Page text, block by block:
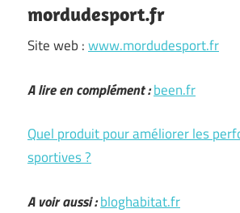
mordudesport.fr
Site web :www.mordudesport.fr
A lire en complément :been.fr
Quel produit pour améliorer les
sportives ?
A voir aussi :bloghabitat.fr